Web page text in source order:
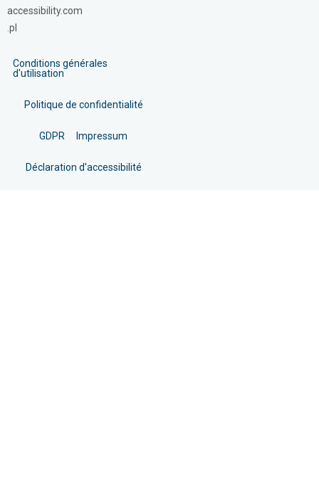
accessibility.com
.pl
Conditions générales
d'utilisation
Politique de confidentialité
GDPR Impressum
Déclaration d'accessibilité